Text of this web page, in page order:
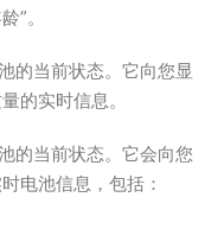
”。
的当前状态。它向您显
的实时信息。
的当前状态。它会向您
电池信息，包括：